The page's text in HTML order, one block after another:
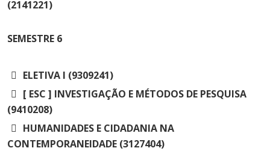
(2141221)
SEMESTRE 6
ELETIVA I (9309241)
[ ESC ] INVESTIGAÇÃO E MÉTODOS DE PESQUISA
(9410208)
HUMANIDADES E CIDADANIA NA
CONTEMPORANEIDADE (3127404)